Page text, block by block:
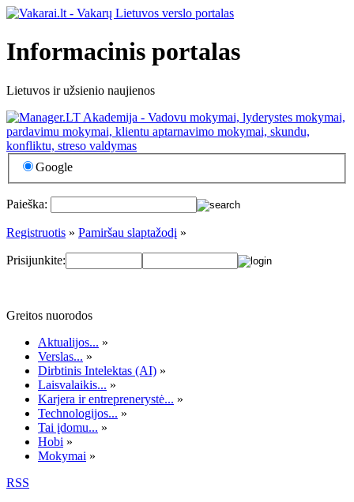
Informacinis portalas
Lietuvos ir užsienio naujienos
Google
Paieška:
Registruotis » Pamiršau slaptažodį »
Prisijunkite:
Greitos nuorodos
Aktualijos... »
Verslas... »
Dirbtinis Intelektas (AI) »
Laisvalaikis... »
Karjera ir entreprenerystė... »
Technologijos... »
Tai įdomu... »
Hobi »
Mokymai »
RSS